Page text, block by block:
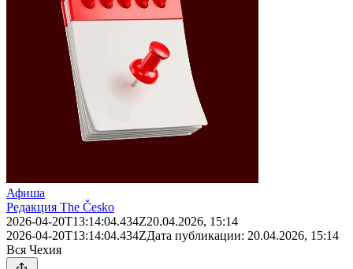
Афиша
Редакция The Česko
2026-04-20T13:14:04.434Z20.04.2026, 15:14
2026-04-20T13:14:04.434ZДата публикации: 20.04.2026, 15:14
Вся Чехия